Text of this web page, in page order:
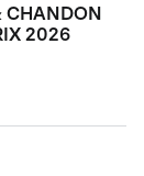
CHANDON
2026